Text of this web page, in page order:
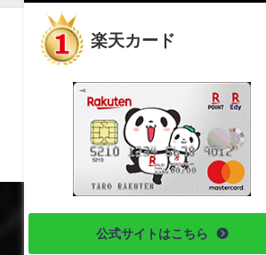
楽天カード
公式サイトはこちら